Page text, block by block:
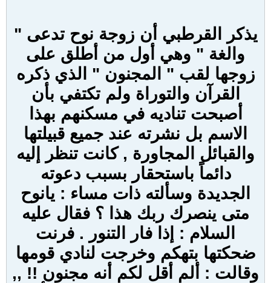
يذكر القرطبي أن زوجة نوح تدعى "
والغة " وهي أول من أطلق على
زوجها لقب " المجنون " الذي ذكره
القرآن والتوراة ولم تكتفي بأن
أصبحت تناديه في مسكنهم بهذا
الاسم بل نشرته عند جميع قبيلتها
والقبائل المجاورة , كانت تنظر إليه
دائماً باستحقار بسبب دعوته
الجديدة وسألته ذات مساء : يانوح
متى ينصرك ربك هذا ؟ فقال عليه
السلام : إذا فار التنور . فرنت
ضحكتها بتهكم وخرجت لنادي قومها
وقالت : ألم أقل لكم أنه مجنون !! ,,